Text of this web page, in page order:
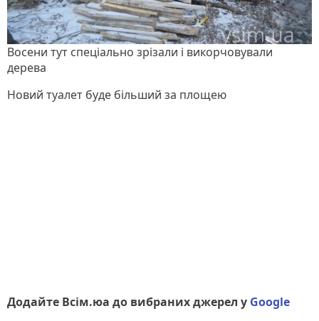
Восени тут спеціально зрізали і викорчовували
дерева
Новий туалет буде більший за площею
Додайте Всім.юа до вибраних джерел у Google